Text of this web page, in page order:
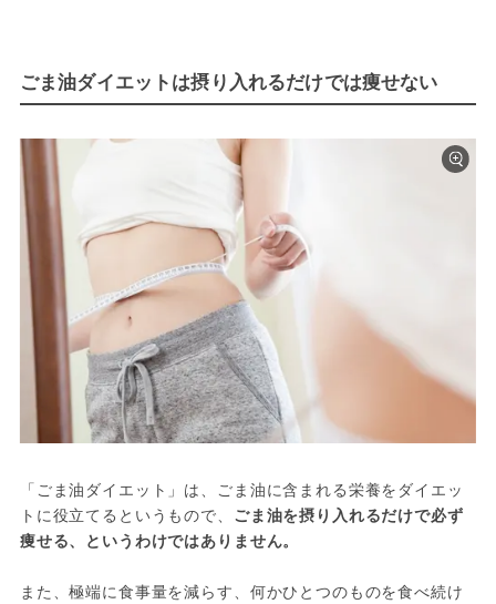
ごま油ダイエットは摂り入れるだけでは痩せない
「ごま油ダイエット」は、ごま油に含まれる栄養をダイエッ
トに役立てるというもので、 ごま油を摂り入れるだけで必ず
痩せる、というわけではありません。
また、極端に食事量を減らす、何かひとつのものを食べ続け